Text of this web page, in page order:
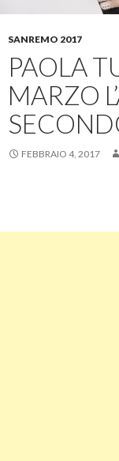
SANREMO 2017
PAOLA
MARZO
FEBBRAIO 4, 2017